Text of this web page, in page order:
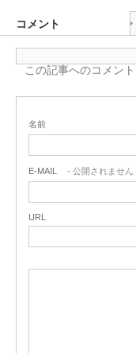
コメント
この記事へのコメント
名前
E-MAIL - 公開されません
URL